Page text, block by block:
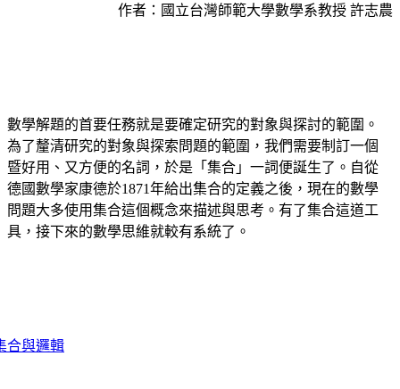
作者：國立台灣師範大學數學系教授 許志農
數學解題的首要任務就是要確定研究的對象與探討的範圍。
為了釐清研究的對象與探索問題的範圍，我們需要制訂一個
暨好用、又方便的名詞，於是「集合」一詞便誕生了。自從
德國數學家康德於1871年給出集合的定義之後，現在的數學
問題大多使用集合這個概念來描述與思考。有了集合這道工
具，接下來的數學思維就較有系統了。
合與邏輯